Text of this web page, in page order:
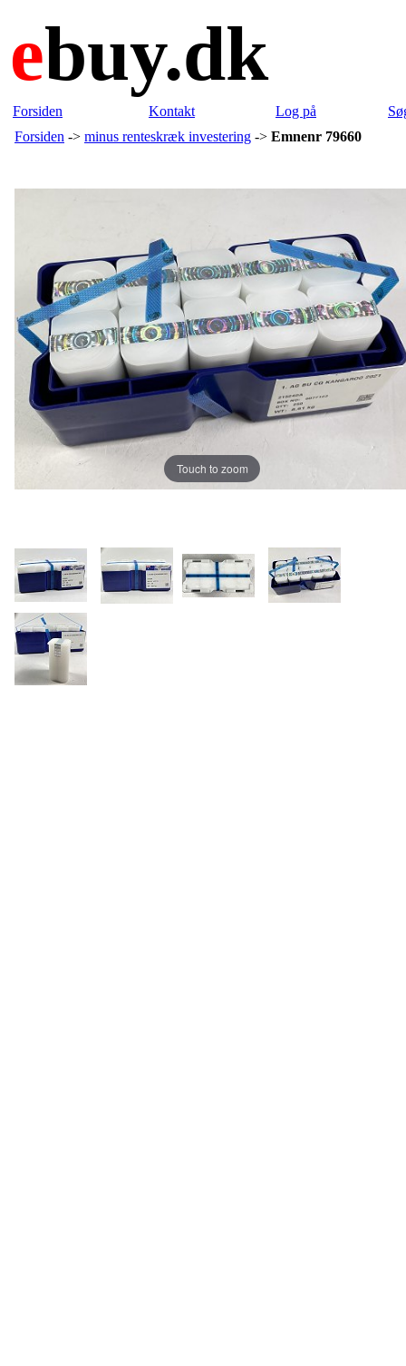
ebuy.dk
Forsiden Kontakt Log på
Forsiden -> minus renteskræk investering -> Emnenr 79660
Touch to zoom